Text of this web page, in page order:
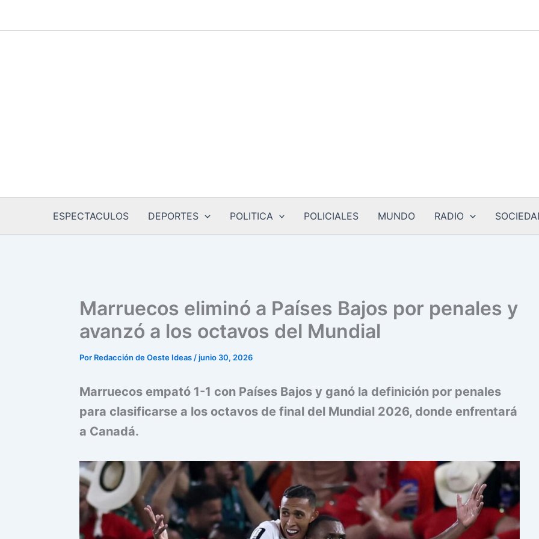
ESPECTACULOS DEPORTES POLITICA POLICIALES MUNDO RADIO
Marruecos eliminó a Países Bajos por penales y
avanzó a los octavos del Mundial
Por Redacción de Oeste Ideas /junio 30, 2026
Marruecos empató 1-1 con Países Bajos y ganó la definición por penales
para clasificarse a los octavos de final del Mundial 2026, donde enfrentará
a Canadá.